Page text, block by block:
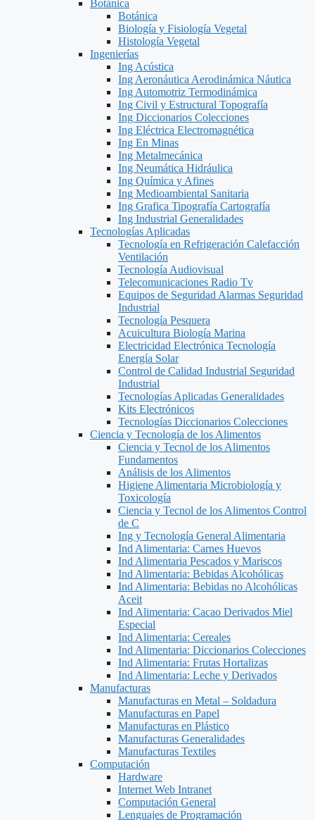
Botánica
Botánica
Biología y Fisiología Vegetal
Histología Vegetal
Ingenierías
Ing Acústica
Ing Aeronáutica Aerodinámica Náutica
Ing Automotriz Termodinámica
Ing Civil y Estructural Topografía
Ing Diccionarios Colecciones
Ing Eléctrica Electromagnética
Ing En Minas
Ing Metalmecánica
Ing Neumática Hidráulica
Ing Química y Afines
Ing Medioambiental Sanitaria
Ing Grafica Tipografía Cartografía
Ing Industrial Generalidades
Tecnologías Aplicadas
Tecnología en Refrigeración Calefacción
Ventilación
Tecnología Audiovisual
Telecomunicaciones Radio Tv
Equipos de Seguridad Alarmas Seguridad
Industrial
Tecnología Pesquera
Acuicultura Biología Marina
Electricidad Electrónica Tecnología
Energía Solar
Control de Calidad Industrial Seguridad
Industrial
Tecnologías Aplicadas Generalidades
Kits Electrónicos
Tecnologías Diccionarios Colecciones
Ciencia y Tecnología de los Alimentos
Ciencia y Tecnol de los Alimentos
Fundamentos
Análisis de los Alimentos
Higiene Alimentaria Microbiología y
Toxicología
Ciencia y Tecnol de los Alimentos Control
de C
Ing y Tecnología General Alimentaria
Ind Alimentaria: Carnes Huevos
Ind Alimentaria Pescados y Mariscos
Ind Alimentaria: Bebidas Alcohólicas
Ind Alimentaria: Bebidas no Alcohólicas
Aceit
Ind Alimentaria: Cacao Derivados Miel
Especial
Ind Alimentaria: Cereales
Ind Alimentaria: Diccionarios Colecciones
Ind Alimentaria: Frutas Hortalizas
Ind Alimentaria: Leche y Derivados
Manufacturas
Manufacturas en Metal – Soldadura
Manufacturas en Papel
Manufacturas en Plástico
Manufacturas Generalidades
Manufacturas Textiles
Computación
Hardware
Internet Web Intranet
Computación General
Lenguajes de Programación